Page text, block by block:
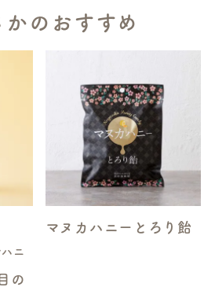
かのおすすめ
ニ
の
マヌカハニーとろり飴